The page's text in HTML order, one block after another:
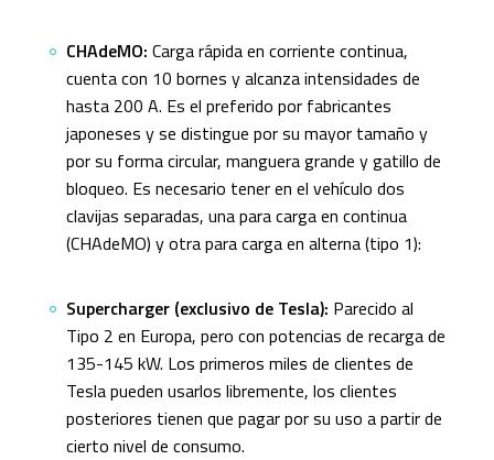
CHAdeMO: Carga rápida en corriente continua,
cuenta con 10 bornes y alcanza intensidades de
hasta 200 A. Es el preferido por fabricantes
japoneses y se distingue por su mayor tamaño y
por su forma circular, manguera grande y gatillo de
bloqueo. Es necesario tener en el vehículo dos
clavijas separadas, una para carga en continua
(CHAdeMO) y otra para carga en alterna (tipo 1):
Supercharger (exclusivo de Tesla): Parecido al
Tipo 2 en Europa, pero con potencias de recarga de
135-145 kW. Los primeros miles de clientes de
Tesla pueden usarlos libremente, los clientes
posteriores tienen que pagar por su uso a partir de
cierto nivel de consumo.